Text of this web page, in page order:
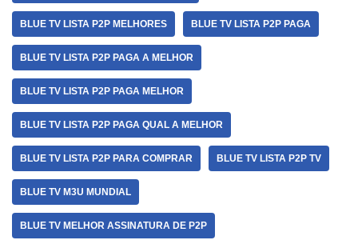
BLUE TV LISTA P2P MELHORES BLUE TV LISTA P2P PAGA
BLUE TV LISTA P2P PAGA A MELHOR
BLUE TV LISTA P2P PAGA MELHOR
BLUE TV LISTA P2P PAGA QUAL A MELHOR
BLUE TV LISTA P2P PARA COMPRAR BLUE TV LISTA P2P TV
BLUE TV M3U MUNDIAL
BLUE TV MELHOR ASSINATURA DE P2P